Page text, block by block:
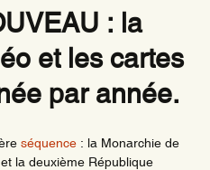
ayant une
comme
: la
et les cartes
par année.
séquence : la Monarchie de
la deuxième République